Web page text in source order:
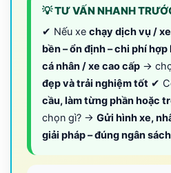
💡 TƯ VẤN NHANH
✔ Nếu xe chạy dịch vụ /
bền – ổn định – chi phí hợp
cá nhân / xe cao cấp →
đẹp và trải nghiệm tốt ✔
cầu, làm từng phần hoặc
chọn gì? → Gửi hình xe,
giải pháp – đúng ngân sách